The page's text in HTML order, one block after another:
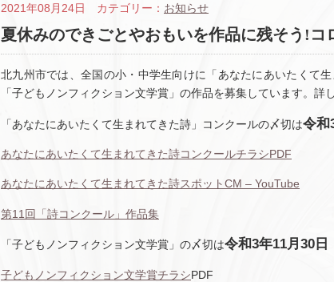
2021年08月24日 カテゴリー： お知らせ
夏休みのできごとやおもいを作品に残そう!コ
北九州市では、全国の小・中学生向けに「あなたにあいたくて
「子どもノンフィクション文学賞」の作品を募集しています。詳
「あなたにあいたくて生まれてきた詩」コンクールの〆切は令和
あなたにあいたくて生まれてきた詩コンクールチラシPDF
あなたにあいたくて生まれてきた詩スポットCM – YouTube
第11回「詩コンクール」作品集
「子どもノンフィクション文学賞」の〆切は令和3年11月30日
子どもノンフィクション文学賞チラシPDF